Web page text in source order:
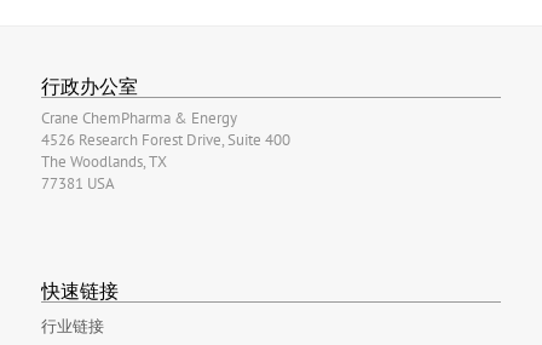
行政办公室
Crane ChemPharma & Energy
4526 Research Forest Drive, Suite 400
The Woodlands, TX
77381 USA
快速链接
行业链接